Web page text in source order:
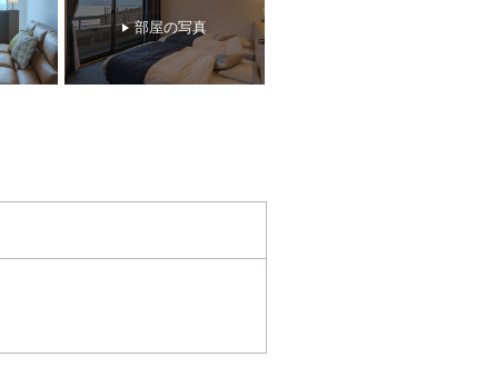
部屋の写真